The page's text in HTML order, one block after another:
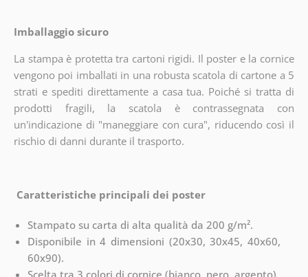
Imballaggio sicuro
La stampa è protetta tra cartoni rigidi. Il poster e la cornice
vengono poi imballati in una robusta scatola di cartone a 5
strati e spediti direttamente a casa tua. Poiché si tratta di
prodotti fragili, la scatola è contrassegnata con
un'indicazione di "maneggiare con cura", riducendo così il
rischio di danni durante il trasporto.
Caratteristiche principali dei poster
Stampato su carta di alta qualità da 200 g/m².
Disponibile in 4 dimensioni (20x30, 30x45, 40x60,
60x90).
Scelta tra 3 colori di cornice (bianco, nero, argento).